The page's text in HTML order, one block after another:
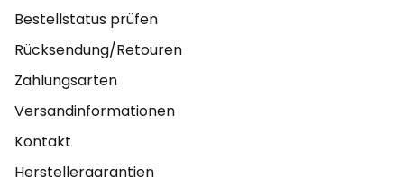
Bestellstatus prüfen
Rücksendung/Retouren
Zahlungsarten
Versandinformationen
Kontakt
Herstellergarantien